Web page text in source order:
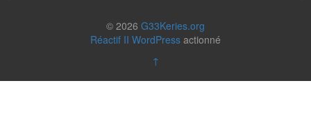
© 2026 G33Keries.org
Réactif II WordPress actionné
↑